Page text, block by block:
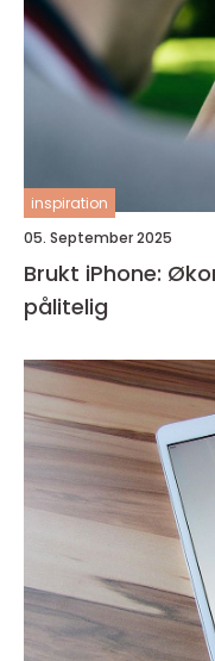
inspiration
05. September 2025
Brukt iPhone:
pålitelig